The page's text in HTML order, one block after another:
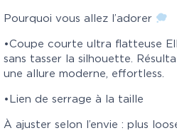
Pourquoi vous allez l’adorer
•Coupe courte ultra flatteuse
sans tasser la silhouette.
une allure moderne, effortless.
•Lien de serrage à la taille
À ajuster selon l’envie : plus